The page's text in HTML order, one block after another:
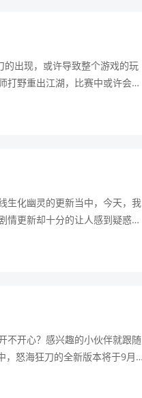
出现，或许导致整个游戏的玩
打野重出江湖，比赛中或许会再
，除此之外被动赏金的效果能
生化幽灵的更新当中，今天，我
情更新却十分的让人感到疑惑，
知道他来自哪里。在战场上，
不开心？感兴趣的小伙伴就跟随
，怒海狂刀的全新版本将于9月
随着光线进行色彩变化的特色